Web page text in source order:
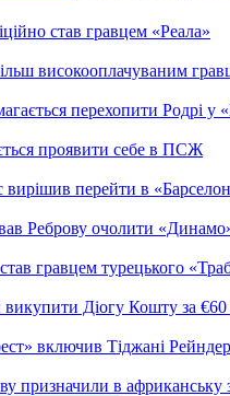
став гравцем «Реала»
високооплачуваним
перехопити Родрі у
проявити себе в ПСЖ
вирішив перейти в
Реброву очолити
гравцем турецького
викупити Діогу Кошту за
включив Тіджані
призначили в африканську